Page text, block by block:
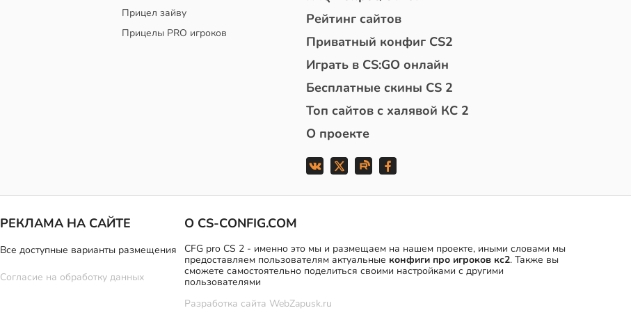
Прицел зайву
Прицелы PRO игроков
Рейтинг сайтов
Приватный конфиг CS2
Играть в CS:GO онлайн
Бесплатные скины CS 2
Топ сайтов с халявой КС 2
О проекте
РЕКЛАМА НА САЙТЕ
Все доступные варианты размещения
Согласие на обработку данных
О CS-CONFIG.COM
CFG pro CS 2 - именно это мы и размещаем на нашем проекте, иными словами мы
предоставляем пользователям актуальные конфиги про игроков кс2. Также вы
сможете самостоятельно поделиться своими настройками с другими
пользователями
Разработка сайта WebZapusk.ru